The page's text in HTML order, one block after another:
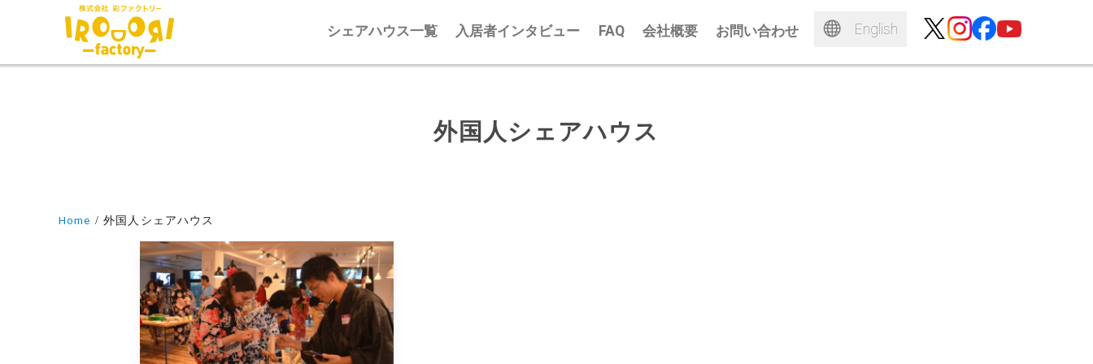
シェアハウス一覧 入居者インタビュー FAQ 会社概要 お問い合わせ English
外国人シェアハウス
Home 外国人シェアハウス